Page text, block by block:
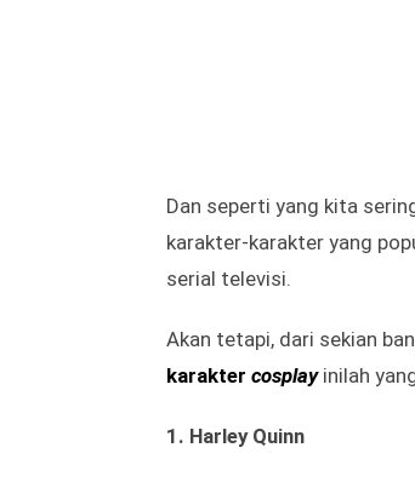
Dan seperti yang kita
karakter-karakter yang
serial televisi.
Akan tetapi, dari sekian
karakter cosplay inilah
1. Harley Quinn